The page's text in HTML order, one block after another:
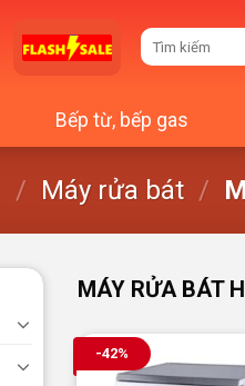
Tìm
kiếm:
Bếp từ, bếp gas
/ Máy rửa bát /
MÁY RỬA BÁT
-42%